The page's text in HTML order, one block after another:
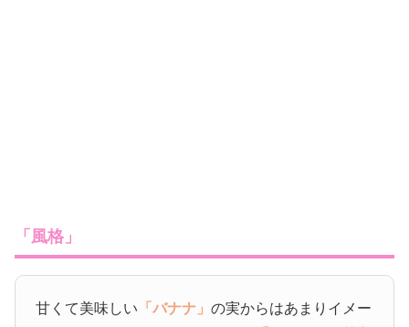
「風格」
甘くて美味しい 「バナナ」の実からはあまりイメー